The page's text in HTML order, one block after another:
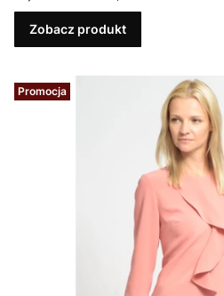
Zobacz produkt
Promocja